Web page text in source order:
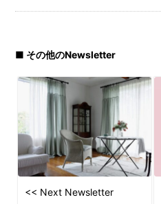
■ その他のNewsletter
<< Next Newsletter